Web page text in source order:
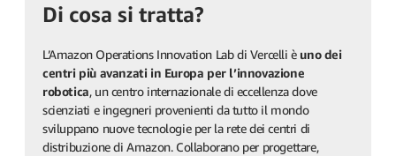
Di cosa si tratta?
L’Amazon Operations Innovation Lab di Vercelli è uno dei
centri più avanzati in Europa per l’innovazione
robotica, un centro internazionale di eccellenza dove
scienziati e ingegneri provenienti da tutto il mondo
sviluppano nuove tecnologie per la rete dei centri di
distribuzione di Amazon. Collaborano per progettare,